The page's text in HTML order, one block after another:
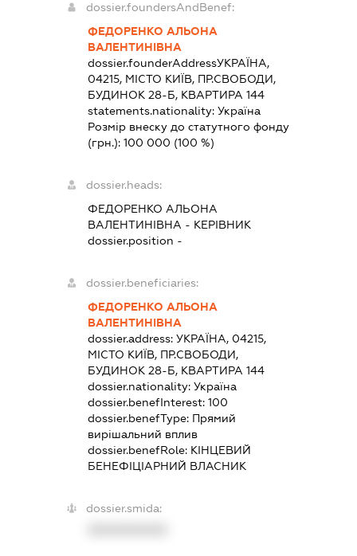
dossier.foundersAndBenef:
ФЕДОРЕНКО АЛЬОНА
ВАЛЕНТИНІВНА
dossier.founderAddressУКРАЇНА,
04215, МІСТО КИЇВ, ПР.СВОБОДИ,
БУДИНОК 28-Б, КВАРТИРА 144
statements.nationality:Україна
Розмір внеску до статутного фонду
(грн.):100 000 (100 %)
dossier.heads:
ФЕДОРЕНКО АЛЬОНА
ВАЛЕНТИНІВНА - КЕРІВНИК
dossier.position -
dossier.beneficiaries:
ФЕДОРЕНКО АЛЬОНА
ВАЛЕНТИНІВНА
dossier.address:УКРАЇНА, 04215,
МІСТО КИЇВ, ПР.СВОБОДИ,
БУДИНОК 28-Б, КВАРТИРА 144
dossier.nationality:Україна
dossier.benefInterest:100
dossier.benefType: Прямий
вирішальний вплив
dossier.benefRole: КІНЦЕВИЙ
БЕНЕФІЦІАРНИЙ ВЛАСНИК
dossier.smida: